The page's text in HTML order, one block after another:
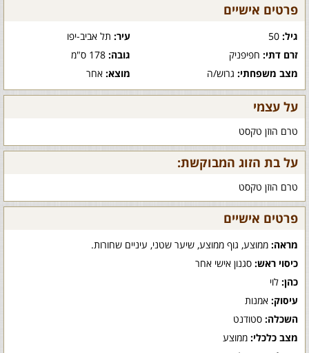
פרטים אישיים
גיל: עיר:תל אביב-יפו
זרם דתי: חפיפניק גובה:178 ס"מ
מצב משפחתי: גרוש/ה מוצא:אחר
על עצמי
טרם הוזן טקסט
על בת הזוג המבוקשת:
טרם הוזן טקסט
פרטים אישיים
מראה: ממוצע, גוף ממוצע, שיער שטני, עיניים שחורות.
כיסוי ראש: סגנון אישי אחר
כהן: לוי
עיסוק: אמנות
השכלה: סטודנט
מצב כלכלי: ממוצע